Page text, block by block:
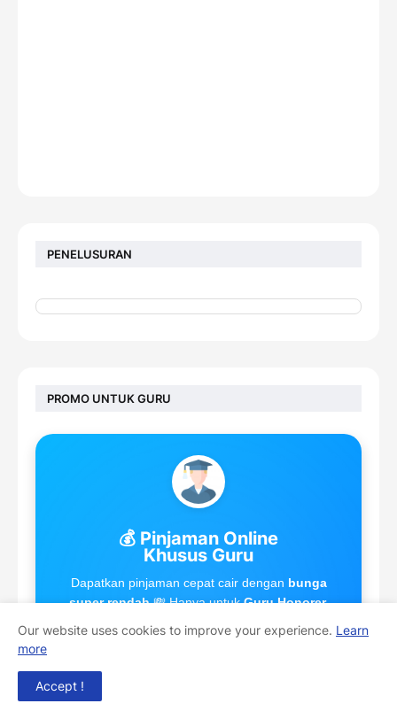
PENELUSURAN
PROMO UNTUK GURU
💰 Pinjaman Online
Khusus Guru
Dapatkan pinjaman cepat cair dengan bunga
super rendah💸 Hanya untukGuru Honorer,
Kode Promo: PPGGURU
Our website uses cookies to improve your experience. Learn
more
Accept !